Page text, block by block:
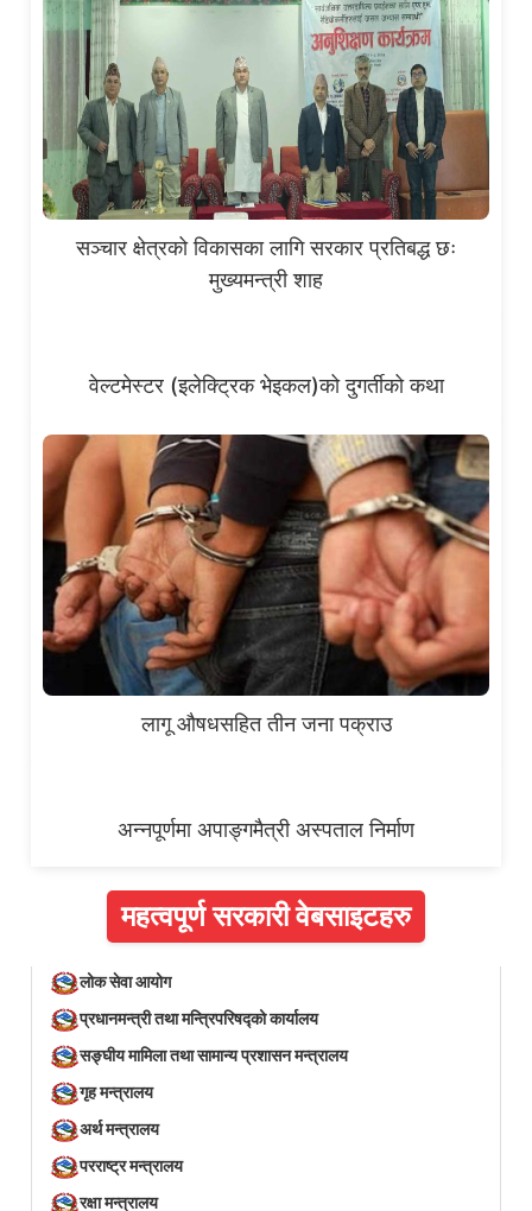
सञ्चार क्षेत्रको विकासका लागि सरकार प्रतिबद्ध छः
मुख्यमन्त्री शाह
वेल्टमेस्टर (इलेक्ट्रिक भेइकल)को दुगर्तीको कथा
लागू औषधसहित तीन जना पक्राउ
अन्नपूर्णमा अपाङ्गमैत्री अस्पताल निर्माण
महत्वपूर्ण सरकारी वेबसाइटहरु
लोक सेवा आयोग
प्रधानमन्त्री तथा मन्त्रिपरिषद्को कार्यालय
सङ्घीय मामिला तथा सामान्य प्रशासन मन्त्रालय
गृह मन्त्रालय
अर्थ मन्त्रालय
परराष्ट्र मन्त्रालय
रक्षा मन्त्रालय